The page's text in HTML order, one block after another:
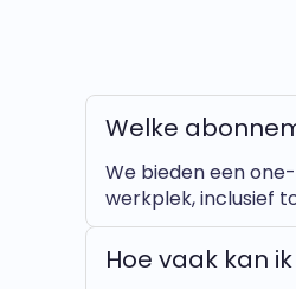
Welke
We bieden een
werkplek, inclusief
Hoe vaak kan